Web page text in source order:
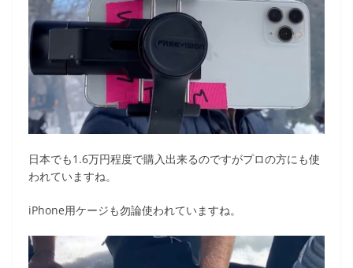
日本でも1.6万円程度で購入出来るのですがプロの方にも使
われていますね。
iPhone用ケージも勿論使われていますね。